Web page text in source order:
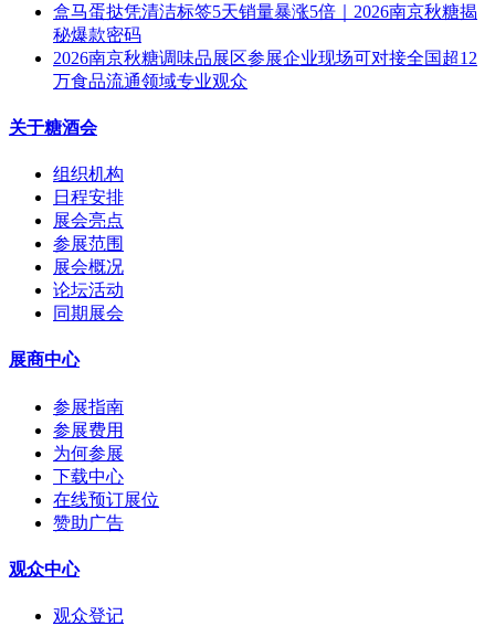
盒马蛋挞凭清洁标签5天销量暴涨5倍｜2026南京秋糖揭
秘爆款密码
2026南京秋糖调味品展区参展企业现场可对接全国超12
万食品流通领域专业观众
关于糖酒会
组织机构
日程安排
展会亮点
参展范围
展会概况
论坛活动
同期展会
展商中心
参展指南
参展费用
为何参展
下载中心
在线预订展位
赞助广告
观众中心
观众登记